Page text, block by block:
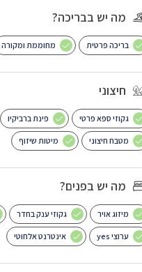
מה יש בבריכה?
בריכה פרטית מחוממת ומקורה
חיצוני
גקוזי ספא פרטי פינת ברביקיו
מטבח חיצוני מיטות שיזוף
מה יש בפנים?
מיזוג אויר גקוזי ענק בחדר
ערוצי yes אינטרנט אלחוטי